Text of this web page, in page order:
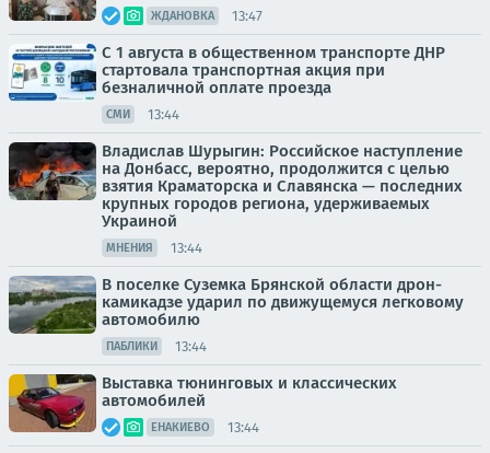
ЖДАНОВКА 13:47
С 1 августа в общественном транспорте ДНР
стартовала транспортная акция при
безналичной оплате проезда
СМИ 13:44
Владислав Шурыгин: Российское наступление
на Донбасс, вероятно, продолжится с целью
взятия Краматорска и Славянска — последних
крупных городов региона, удерживаемых
Украиной
МНЕНИЯ 13:44
В поселке Суземка Брянской области дрон-
камикадзе ударил по движущемуся легковому
автомобилю
ПАБЛИКИ 13:44
Выставка тюнинговых и классических
автомобилей
ЕНАКИЕВО 13:44